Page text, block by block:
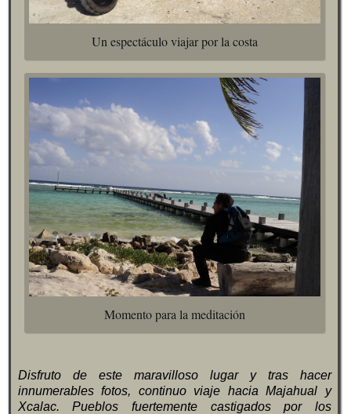
Un espectáculo viajar por la costa
Momento para la meditación
Disfruto de este maravilloso lugar y tras hacer
innumerables fotos, continuo viaje hacia Majahual y
Xcalac. Pueblos fuertemente castigados por los